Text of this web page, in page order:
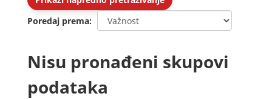
Poredaj prema
Nisu pronađeni skupovi
podataka